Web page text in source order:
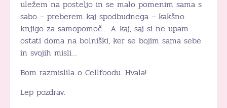
uležem na posteljo in se malo pomenim sama s
sabo – preberem kaj spodbudnega – kakšno
knjigo za samopomoč… A kaj, saj si ne upam
ostati doma na bolniški, ker se bojim sama sebe
in svojih misli…
Bom razmislila o Cellfoodu. Hvala!
Lep pozdrav.